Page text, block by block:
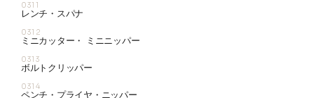
0311
レンチ・スパナ
0312
ミニカッター・ ミニニッパー
0313
ボルトクリッパー
0314
ペンチ・プライヤ・ニッパー